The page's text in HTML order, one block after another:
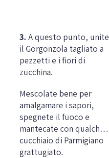
3. A questo punto, unite
il Gorgonzola tagliato a
pezzetti e i fiori di
zucchina.
Mescolate bene per
amalgamare i sapori,
spegnete il fuoco e
mantecate con qualche
cucchiaio di Parmigiano
grattugiato.